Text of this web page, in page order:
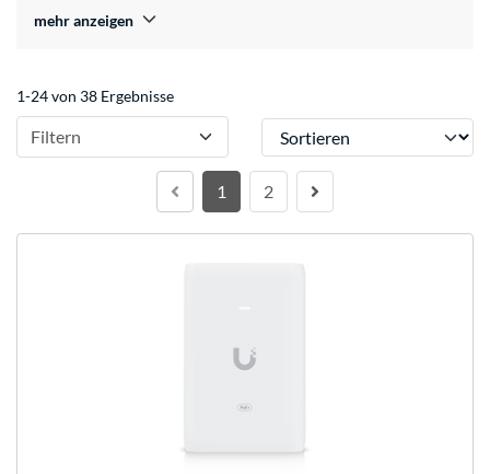
mehr anzeigen
1-24 von 38 Ergebnisse
Filtern Sortieren
1 2